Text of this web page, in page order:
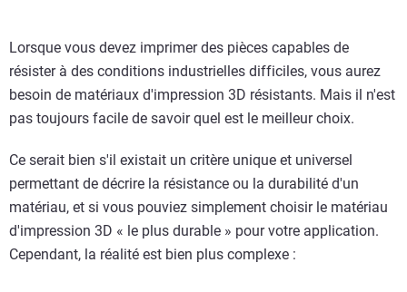
Lorsque vous devez imprimer des pièces capables de
résister à des conditions industrielles difficiles, vous aurez
besoin de matériaux d'impression 3D résistants. Mais il n'est
pas toujours facile de savoir quel est le meilleur choix.
Ce serait bien s'il existait un critère unique et universel
permettant de décrire la résistance ou la durabilité d'un
matériau, et si vous pouviez simplement choisir le matériau
d'impression 3D « le plus durable » pour votre application.
Cependant, la réalité est bien plus complexe :